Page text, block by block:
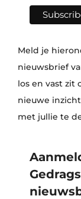
Meld je
nieuwsbrief
los en vast zit
nieuwe
met jullie te